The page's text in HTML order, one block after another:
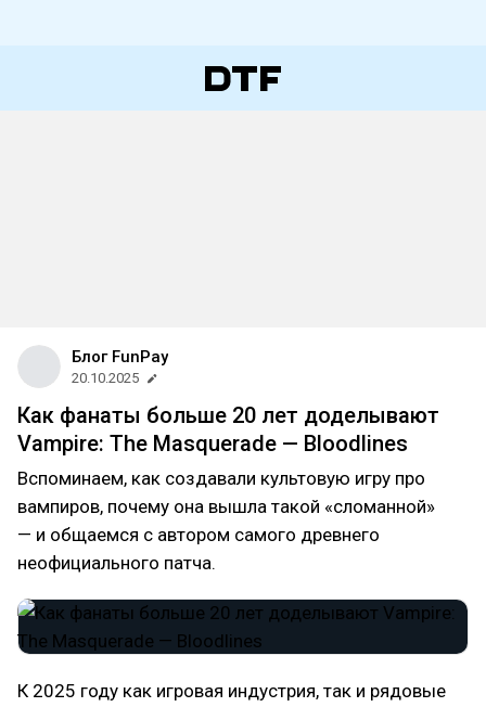
Блог FunPay
20.10.2025
Как фанаты больше 20 лет доделывают
Vampire: The Masquerade — Bloodlines
Вспоминаем, как создавали культовую игру про
вампиров, почему она вышла такой «сломанной»
— и общаемся с автором самого древнего
неофициального патча.
К 2025 году как игровая индустрия, так и рядовые